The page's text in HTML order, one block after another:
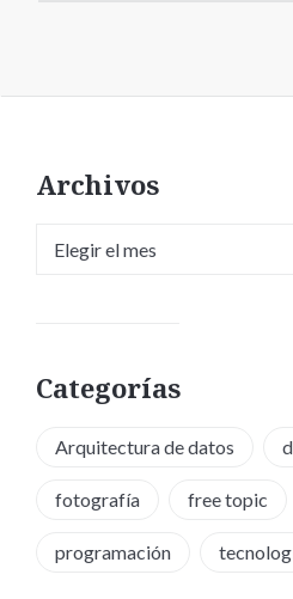
Archivos
Categorías
Arquitectura de datos
fotografía free topic
programación